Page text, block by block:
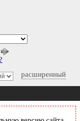
расширенный